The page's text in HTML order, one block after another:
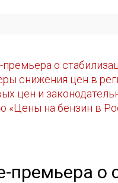
о
снижения цен в
цен и
«Цены на бензин в
премьера о